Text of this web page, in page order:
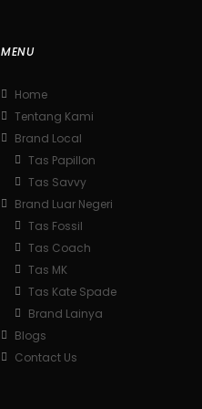
MENU
Home
Tentang Kami
Brand Local
Tas Papillon
Tas Savvy
Brand Luar Negeri
Tas Fossil
Tas Coach
Tas MK
Tas Kate Spade
Brand Lainya
Blogs
Contact Us